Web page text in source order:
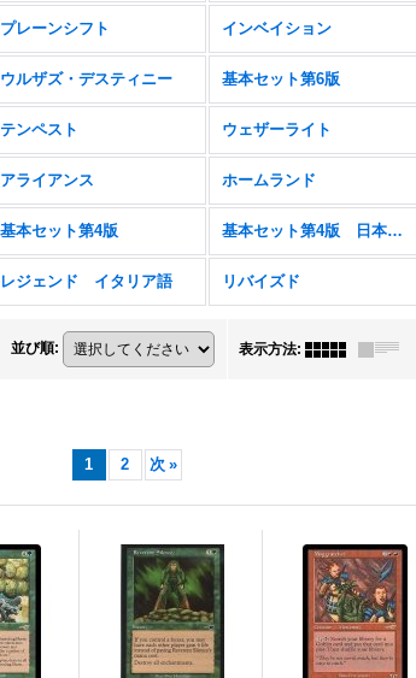
プレーンシフト インベイション
ウルザズ・デスティニー 基本セット第6版
テンペスト ウェザーライト
アライアンス ホームランド
基本セット第4版 基本セット第4版 日本語黒枠
レジェンド イタリア語 リバイズド
並び順: 表示方法:
1 2 次 »